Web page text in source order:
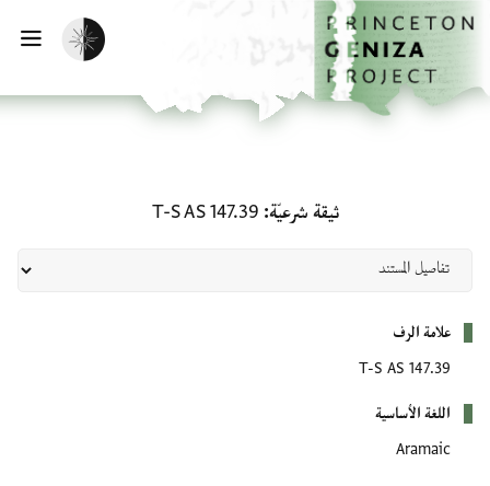
إلى المحتوى الرئيسي
الرئيسية
تفعيل الوضع المظلم
ثيقة شرعيّة T-S AS 147.39
علامة الرف
T-S AS 147.39
اللغة الأساسية
Aramaic